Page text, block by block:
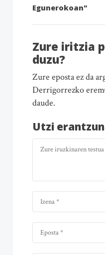
Egunerokoan"
Zure iritzia
duzu?
Zure eposta ez da
Derrigorrezko
daude.
Utzi